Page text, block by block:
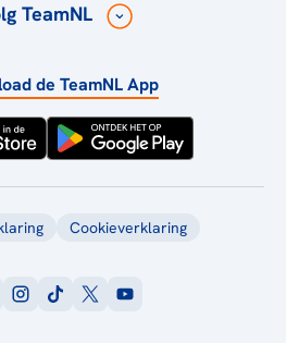
TeamNL
de TeamNL App
Cookieverklaring